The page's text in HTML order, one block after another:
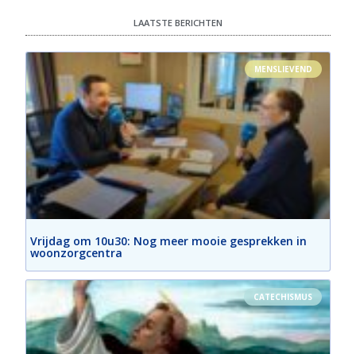
LAATSTE BERICHTEN
MENSLIEVEND
Vrijdag om 10u30: Nog meer mooie gesprekken in
woonzorgcentra
CATECHISMUS